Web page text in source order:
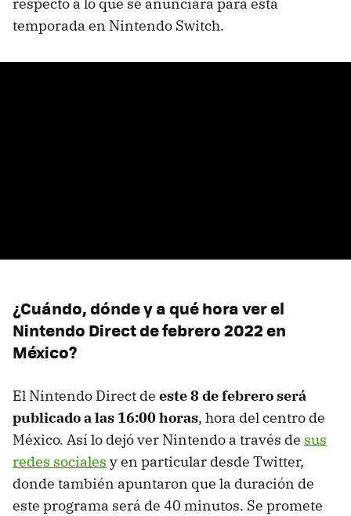
temporada en Nintendo Switch.
¿Cuándo, dónde y a qué hora ver el
Nintendo Direct de febrero 2022 en
México?
El Nintendo Direct de este 8 de febrero será
publicado a las 16:00 horas, hora del centro de
México. Así lo dejó ver Nintendo a través de sus
redes sociales y en particular desde Twitter,
donde también apuntaron que la duración de
este programa será de 40 minutos. Se promete